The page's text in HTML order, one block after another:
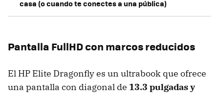
casa (o cuando te conectes a una pública)
Pantalla FullHD con marcos reducidos
El HP Elite Dragonfly es un ultrabook que ofrece
una pantalla con diagonal de 13.3 pulgadas y